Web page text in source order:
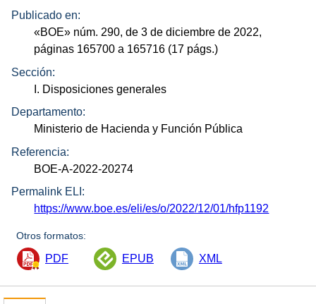
Publicado en:
«BOE» núm. 290, de 3 de diciembre de 2022,
páginas 165700 a 165716 (17 págs.)
Sección:
I. Disposiciones generales
Departamento:
Ministerio de Hacienda y Función Pública
Referencia:
BOE-A-2022-20274
Permalink ELI:
https://www.boe.es/eli/es/o/2022/12/01/hfp1192
Otros formatos:
PDF EPUB XML